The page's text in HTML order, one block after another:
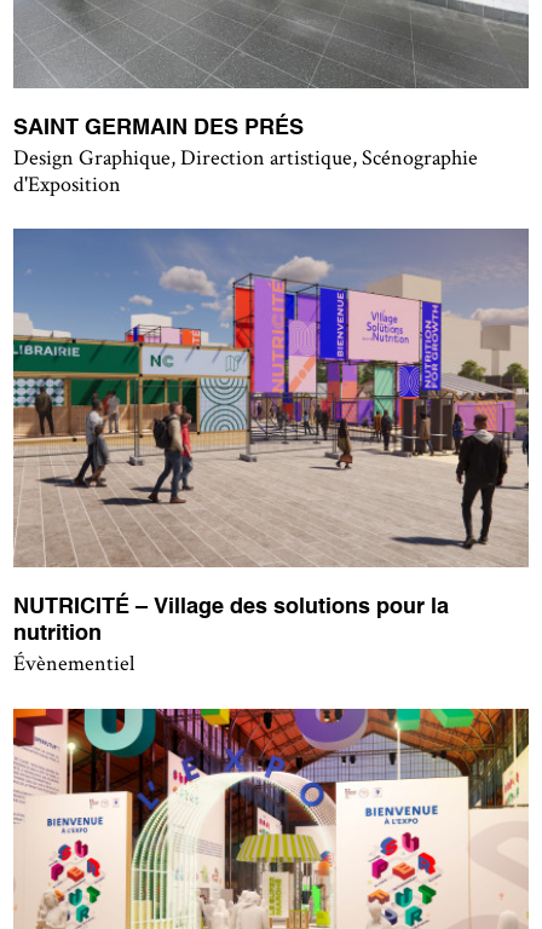
SAINT GERMAIN DES PRÉS
Design Graphique, Direction artistique, Scénographie
d'Exposition
NUTRICITÉ – Village des solutions pour la
nutrition
Évènementiel